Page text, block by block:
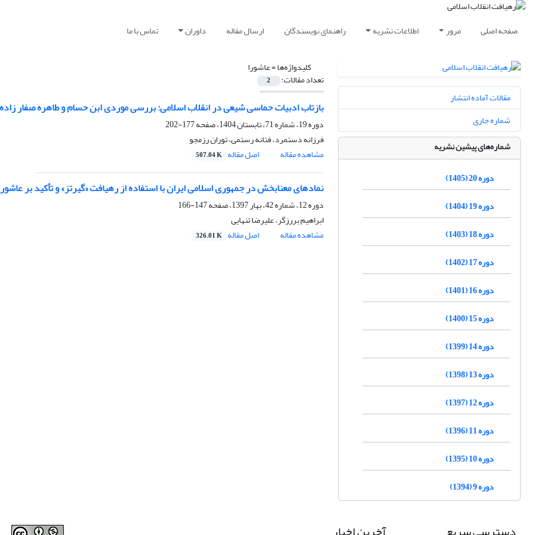
صفحه اصلی مرور اطلاعات نشریه راهنمای نویسندگان ارسال مقاله داوران تماس با ما
کلیدواژه‌ها =عاشورا
تعداد مقالات: 2
بازتاب ادبیات حماسی شیعی در انقلاب اسلامی: بررسی موردی ابن حسام و طاهره صفار زاده
دوره 19، شماره 71، تابستان 1404، صفحه
177-202
فرزانه دستمرد، فتانه رستمی، توران رزمجو
مشاهده مقاله
اصل مقاله 507.04 K
نمادهای معنابخش در جمهوری اسلامی ایران با استفاده از رهیافت «گیرتز» و تأکید بر
دوره 12، شماره 42، بهار 1397، صفحه
147-166
ابراهیم بررزگر، علیرضا تنهایی
مشاهده مقاله
اصل مقاله 326.01 K
مقالات آماده انتشار
شماره جاری
شماره‌های پیشین نشریه
دوره 20 (1405)
دوره 19 (1404)
دوره 18 (1403)
دوره 17 (1402)
دوره 16 (1401)
دوره 15 (1400)
دوره 14 (1399)
دوره 13 (1398)
دوره 12 (1397)
دوره 11 (1396)
دوره 10 (1395)
دوره 9 (1394)